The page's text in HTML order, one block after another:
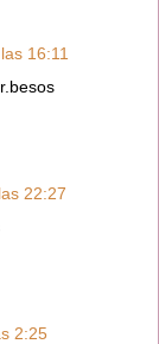
16:11
22:27
2:25